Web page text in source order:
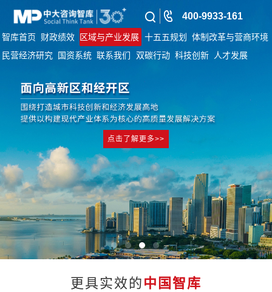
智库首页 财政绩效 区域与产业发展 十五五规划
体制改革与营商环境
民营经济研究
国资系统 联系我们 双碳行动 科技创新 人才发展
400-9933-161
点击了解更多>>
更具实效的 中国智库